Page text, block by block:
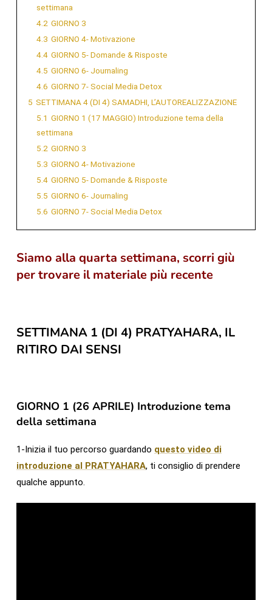
settimana
4.2 GIORNO 3
4.3 GIORNO 4- Motivazione
4.4 GIORNO 5- Domande & Risposte
4.5 GIORNO 6- Journaling
4.6 GIORNO 7- Social Media Detox
5 SETTIMANA 4 (DI 4) SAMADHI, L’AUTOREALIZZAZIONE
5.1 GIORNO 1 (17 MAGGIO) Introduzione tema della
settimana
5.2 GIORNO 3
5.3 GIORNO 4- Motivazione
5.4 GIORNO 5- Domande & Risposte
5.5 GIORNO 6- Journaling
5.6 GIORNO 7- Social Media Detox
Siamo alla quarta settimana, scorri giù
per trovare il materiale più recente
SETTIMANA 1 (DI 4) PRATYAHARA, IL
RITIRO DAI SENSI
GIORNO 1 (26 APRILE) Introduzione tema
della settimana
1-Inizia il tuo percorso guardando questo video di
introduzione al PRATYAHARA, ti consiglio di prendere
qualche appunto.